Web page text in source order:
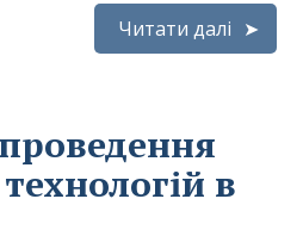
Читати далі
в